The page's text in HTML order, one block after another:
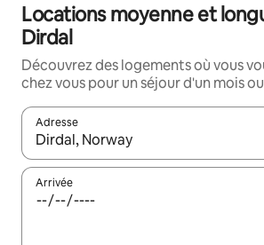
Locations moyenne et
Dirdal
Découvrez des logements où vous
chez vous pour un séjour d'un mois
Adresse
Lorsque les résultats s'affichent,
Arrivée